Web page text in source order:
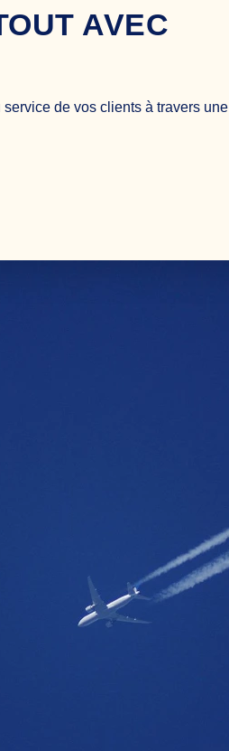
AVEC
de vos clients à travers une